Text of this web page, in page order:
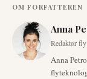
OM FORFATTEREN
Anna
Redaktør
Anna